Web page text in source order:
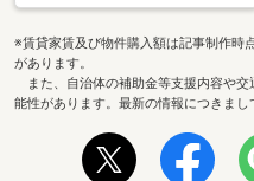
※賃貸家賃及び物件購入額は記事制作時
があります。
また、自治体の補助金等支援内容や交
能性があります。最新の情報につきまし